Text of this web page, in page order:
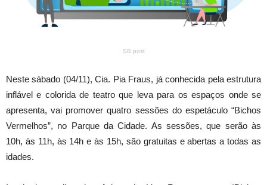
SB post
Neste sábado (04/11), Cia. Pia Fraus, já conhecida pela estrutura
inflável e colorida de teatro que leva para os espaços onde se
apresenta, vai promover quatro sessões do espetáculo “Bichos
Vermelhos”, no Parque da Cidade. As sessões, que serão às
10h, às 11h, às 14h e às 15h, são gratuitas e abertas a todas as
idades.